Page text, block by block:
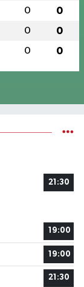
0 0
0 0
0 0
21:30
19:00
19:00
21:30